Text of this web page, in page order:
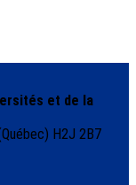
et de la
H2J 2B7